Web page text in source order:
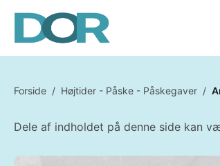
Forside / Højtider - Påske - Påskegaver /
Dele af indholdet på denne side kan